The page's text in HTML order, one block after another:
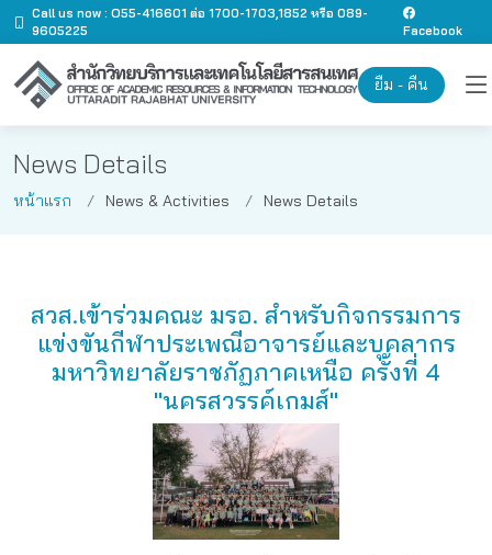
Call us now : O55-416601 ต่อ 1700-1703,1852 หรือ 089-
9605225
Facebook
ยืม - คืน
News Details
หน้าแรก News & Activities News Details
สวส.เข้าร่วมคณะ มรอ. สำหรับกิจกรรมการ
แข่งขันกีฬาประเพณีอาจารย์และบุคลากร
มหาวิทยาลัยราชภัฏภาคเหนือ ครั้งที่ 4
"นครสวรรค์เกมส์"